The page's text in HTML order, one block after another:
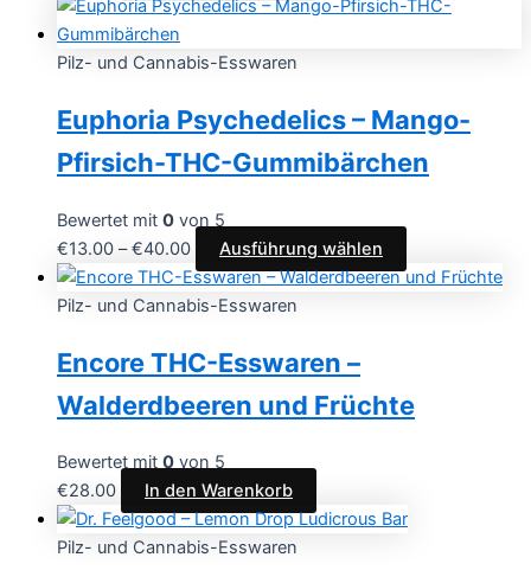
Pilz- und Cannabis-Esswaren
Euphoria Psychedelics – Mango-
Pfirsich-THC-Gummibärchen
Bewertet mit 0 von 5
€13.00 –€40.00 Ausführung wählen
Pilz- und Cannabis-Esswaren
Encore THC-Esswaren –
Walderdbeeren und Früchte
Bewertet mit 0 von 5
€28.00 In den Warenkorb
Pilz- und Cannabis-Esswaren